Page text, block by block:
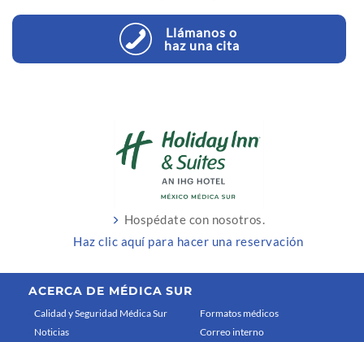
Llámanos o
haz una cita
Hospédate con nosotros.
Haz clic aquí para hacer una reservación
ACERCA DE MÉDICA SUR
Calidad y Seguridad Médica Sur
Noticias
Formatos médicos
Correo interno